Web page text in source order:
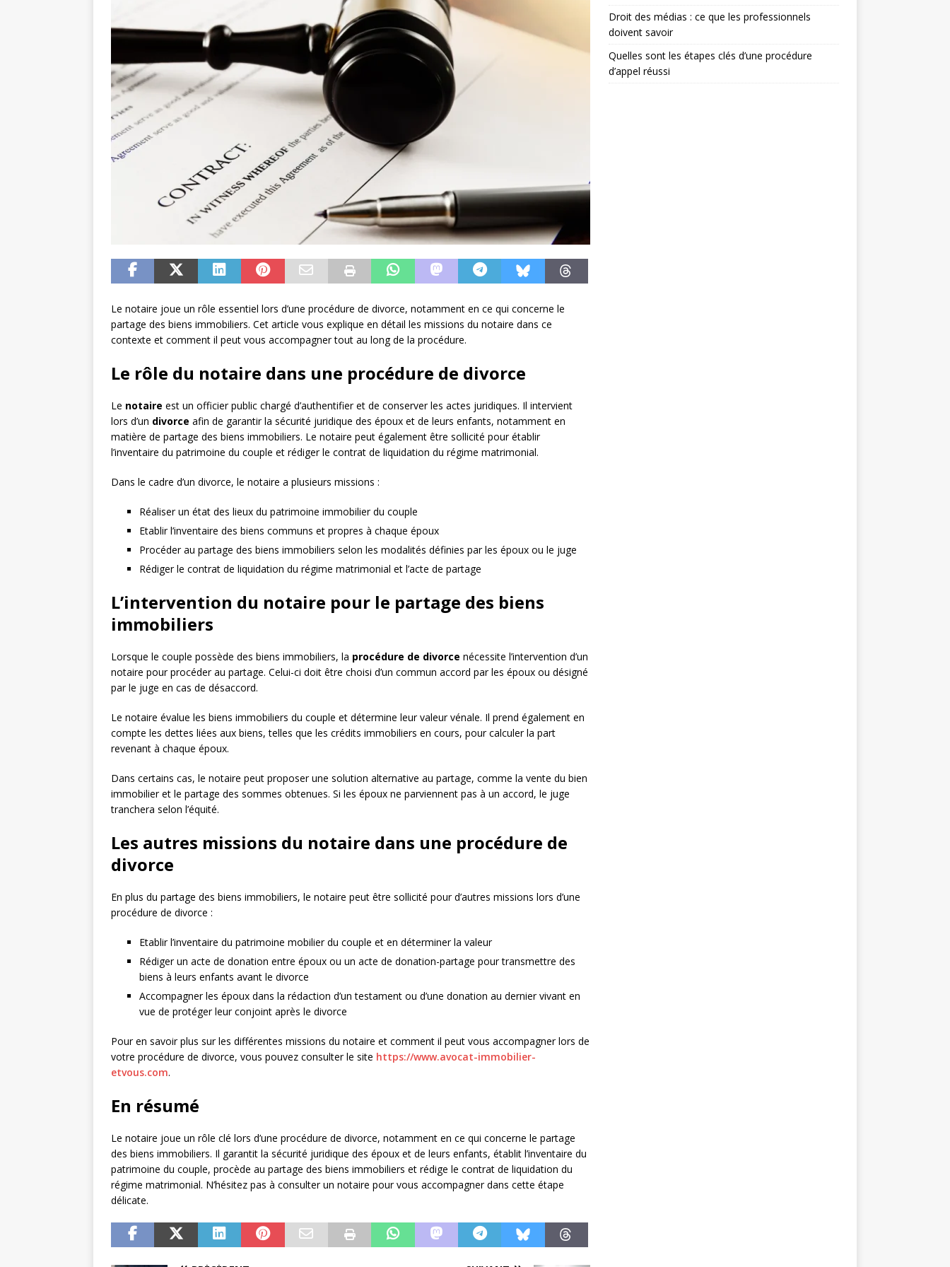
Le notaire joue un rôle essentiel lors d’une procédure de divorce, notamment en ce qui concerne le
partage des biens immobiliers. Cet article vous explique en détail les missions du notaire dans ce
contexte et comment il peut vous accompagner tout au long de la procédure.
Le rôle du notaire dans une procédure de divorce
Le notaire est un officier public chargé d’authentifier et de conserver les actes juridiques. Il intervient
lors d’un divorce afin de garantir la sécurité juridique des époux et de leurs enfants, notamment en
matière de partage des biens immobiliers. Le notaire peut également être sollicité pour établir
l’inventaire du patrimoine du couple et rédiger le contrat de liquidation du régime matrimonial.
Dans le cadre d’un divorce, le notaire a plusieurs missions :
Réaliser un état des lieux du patrimoine immobilier du couple
Etablir l’inventaire des biens communs et propres à chaque époux
Procéder au partage des biens immobiliers selon les modalités définies par les époux ou le juge
Rédiger le contrat de liquidation du régime matrimonial et l’acte de partage
L’intervention du notaire pour le partage des biens
immobiliers
Lorsque le couple possède des biens immobiliers, la procédure de divorce nécessite l’intervention d’un
notaire pour procéder au partage. Celui-ci doit être choisi d’un commun accord par les époux ou désigné
par le juge en cas de désaccord.
Le notaire évalue les biens immobiliers du couple et détermine leur valeur vénale. Il prend également en
compte les dettes liées aux biens, telles que les crédits immobiliers en cours, pour calculer la part
revenant à chaque époux.
Dans certains cas, le notaire peut proposer une solution alternative au partage, comme la vente du bien
immobilier et le partage des sommes obtenues. Si les époux ne parviennent pas à un accord, le juge
tranchera selon l’équité.
Les autres missions du notaire dans une procédure de
divorce
En plus du partage des biens immobiliers, le notaire peut être sollicité pour d’autres missions lors d’une
procédure de divorce :
Etablir l’inventaire du patrimoine mobilier du couple et en déterminer la valeur
Rédiger un acte de donation entre époux ou un acte de donation-partage pour transmettre des
biens à leurs enfants avant le divorce
Accompagner les époux dans la rédaction d’un testament ou d’une donation au dernier vivant en
vue de protéger leur conjoint après le divorce
Pour en savoir plus sur les différentes missions du notaire et comment il peut vous accompagner lors de
votre procédure de divorce, vous pouvez consulter le site https://www.avocat-immobilier-
etvous.com.
En résumé
Le notaire joue un rôle clé lors d’une procédure de divorce, notamment en ce qui concerne le partage
des biens immobiliers. Il garantit la sécurité juridique des époux et de leurs enfants, établit l’inventaire du
patrimoine du couple, procède au partage des biens immobiliers et rédige le contrat de liquidation du
régime matrimonial. N’hésitez pas à consulter un notaire pour vous accompagner dans cette étape
délicate.
Droit des médias : ce que les professionnels
doivent savoir
Quelles sont les étapes clés d’une procédure
d’appel réussi